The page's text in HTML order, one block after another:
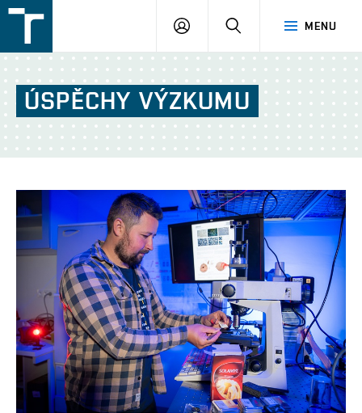
v
Brně
MENU
PŘIHLÁŠENÍ
ÚSPĚCHY VÝZKUMU